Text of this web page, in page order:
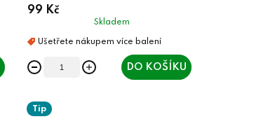
99 Kč
Skladem
DO KOŠÍKU
Tip